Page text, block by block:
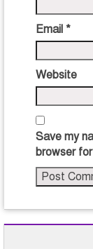
Email *
Website
Save my
browser